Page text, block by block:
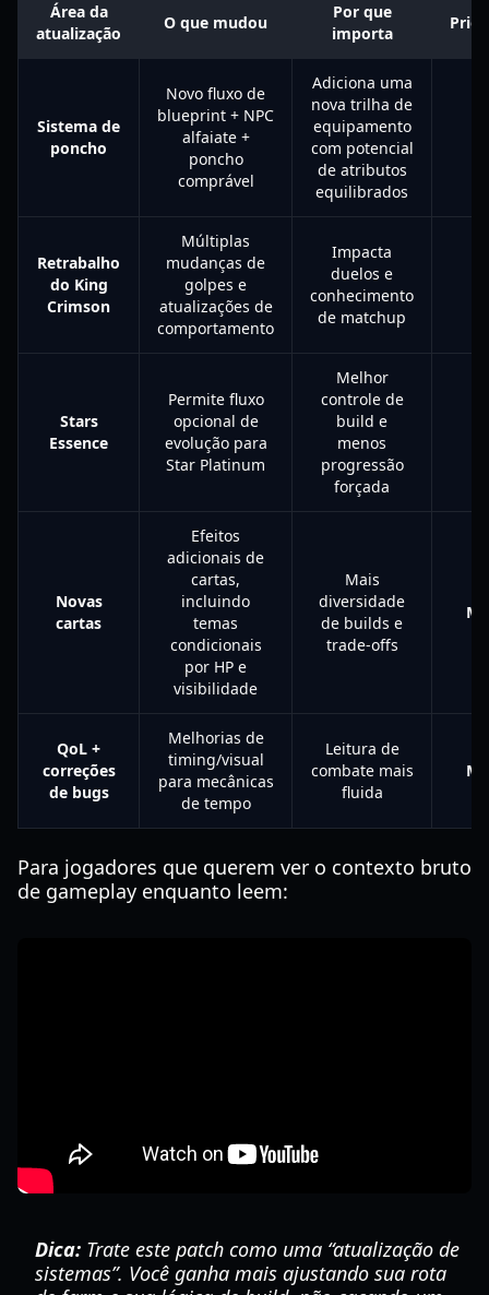
Área da
atualização
O que mudou
Por que
importa
Sistema de
poncho
Novo fluxo de
blueprint + NPC
alfaiate +
poncho
comprável
Adiciona uma
nova trilha de
equipamento
com potencial
de atributos
equilibrados
Retrabalho
do King
Crimson
Múltiplas
mudanças de
golpes e
atualizações de
comportamento
Impacta
duelos e
conhecimento
de matchup
Stars
Essence
Permite fluxo
opcional de
evolução para
Star Platinum
Melhor
controle de
build e
menos
progressão
forçada
Novas
cartas
Efeitos
adicionais de
cartas,
incluindo
temas
condicionais
por HP e
visibilidade
Mais
diversidade
de builds e
trade-offs
QoL +
correções
de bugs
Melhorias de
timing/visual
para mecânicas
de tempo
Leitura de
combate mais
fluida
Para jogadores que querem ver o contexto bruto
de gameplay enquanto leem:
Dica: Trate este patch como uma “atualização de
sistemas”. Você ganha mais ajustando sua rota